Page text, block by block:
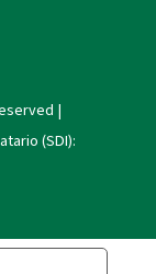
|
(SDI):